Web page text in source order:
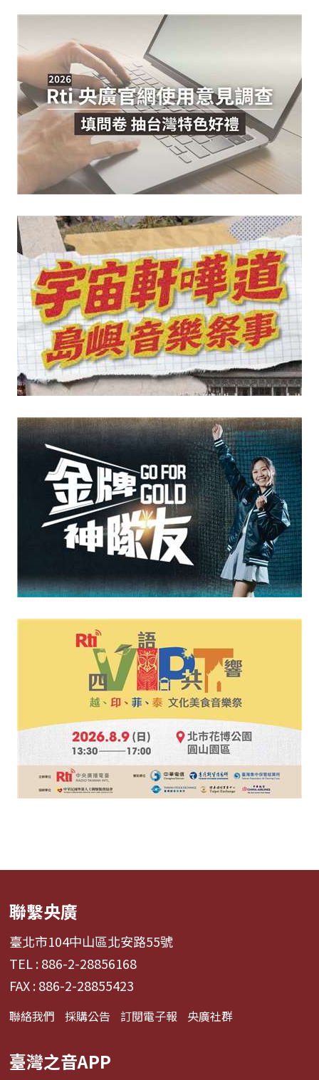
聯繫央廣
臺北市104中山區北安路55號
TEL : 886-2-28856168
FAX : 886-2-28855423
聯絡我們 採購公告 訂閱電子報 央廣社群
臺灣之音APP